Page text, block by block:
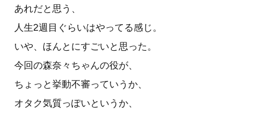
あれだと思う、
人生2週目ぐらいはやってる感じ。
いや、ほんとにすごいと思った。
今回の森奈々ちゃんの役が、
ちょっと挙動不審っていうか、
オタク気質っぽいというか、